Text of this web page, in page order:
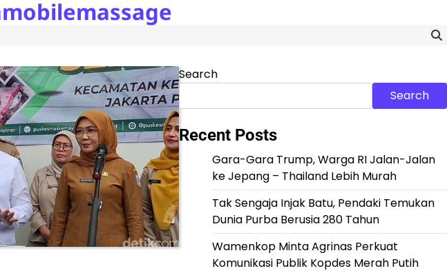
Search
Search
Recent Posts
Gara-Gara Trump, Warga RI Jalan-Jalan
ke Jepang – Thailand Lebih Murah
Tak Sengaja Injak Batu, Pendaki Temukan
Dunia Purba Berusia 280 Tahun
Wamenkop Minta Agrinas Perkuat
Komunikasi Publik Kopdes Merah Putih